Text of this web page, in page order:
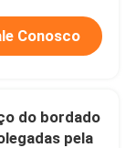
Conosco
do bordado
pela